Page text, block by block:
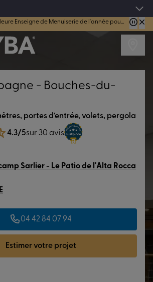
TRYBA a été réélue Meilleure Enseigne de Menuiserie de l'année pour la 7ème année consécutive.
- Bouches-du-
portes d’entrée, volets, pergola
4.3/5sur 30 avis
Sarlier - Le Patio de l'Alta Rocca
04 42 84 07 94
Estimer votre projet